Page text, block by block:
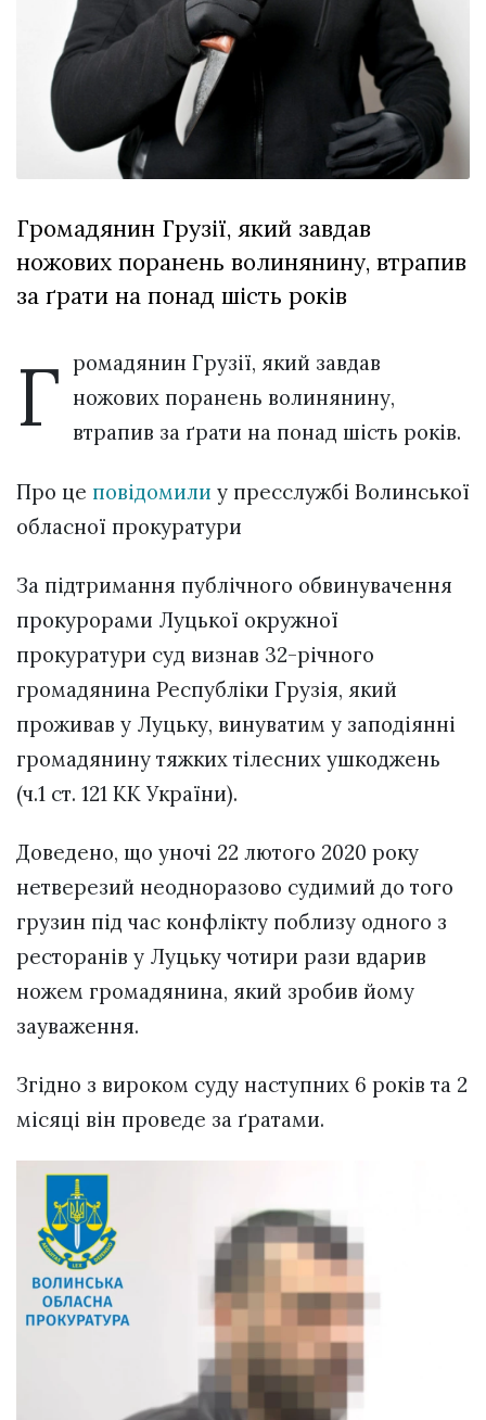
залишив у
три...
27 Липня 2026
684 переглядів
Всі розділи
Персона
Афіша
ZONE 18+
Громадянин Грузії, який завдав
ножових поранень волинянину, втрапив
за ґрати на понад шість років
Г ромадянин Грузії, який завдав
ножових поранень волинянину,
втрапив за ґрати на понад шість років.
Про це повідомили у пресслужбі Волинської
обласної прокуратури
За підтримання публічного обвинувачення
прокурорами Луцької окружної
прокуратури суд визнав 32-річного
громадянина Республіки Грузія, який
проживав у Луцьку, винуватим у заподіянні
громадянину тяжких тілесних ушкоджень
(ч.1 ст. 121 КК України).
Доведено, що уночі 22 лютого 2020 року
нетверезий неодноразово судимий до того
грузин під час конфлікту поблизу одного з
ресторанів у Луцьку чотири рази вдарив
ножем громадянина, який зробив йому
зауваження.
Згідно з вироком суду наступних 6 років та 2
місяці він проведе за ґратами.